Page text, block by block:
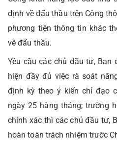
định về đấu thầu trên Công
phương tiện thông tin khác
về đấu thầu.
Yêu cầu các chủ đầu tư,
hiện đầy đủ việc rà soát
định kỳ theo ý kiến chỉ đạo
ngày 25 hàng tháng; trường
chính xác thì các chủ đầu tư,
hoàn toàn trách nhiệm trước